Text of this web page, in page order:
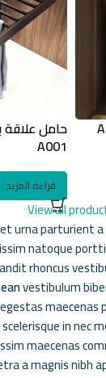
حامل
A001
قراءة المزيد
View all
urna parturient
natoque
rhoncus
vestibulum
in nec
maecenas
a magnis nibh